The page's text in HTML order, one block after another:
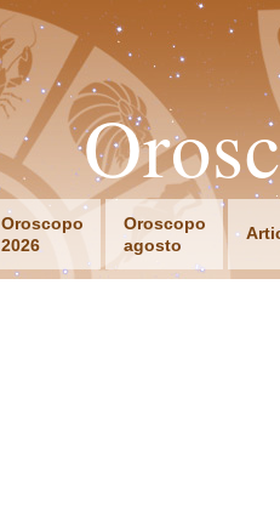
Oroscopo
2026
Oroscopo
agosto